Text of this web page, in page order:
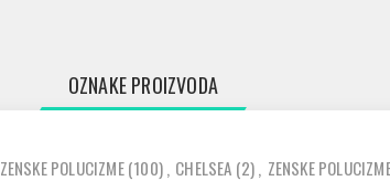
OZNAKE PROIZVODA
ZENSKE POLUCIZME(100), CHELSEA (2), ZENSKE